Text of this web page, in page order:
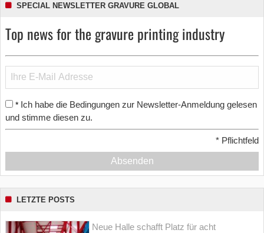
SPECIAL NEWSLETTER GRAVURE GLOBAL
Top news for the gravure printing industry
* Ich habe die Bedingungen zur Newsletter-Anmeldung gelesen
und stimme diesen zu.
* Pflichtfeld
Absenden
LETZTE POSTS
Neue Halle schafft Platz für acht